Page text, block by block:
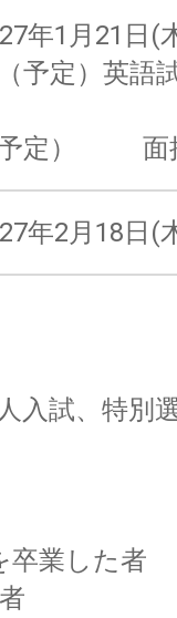
年1月21日(
予定）英語
予定） 面
年2月18日(
入試、特別
卒業した者